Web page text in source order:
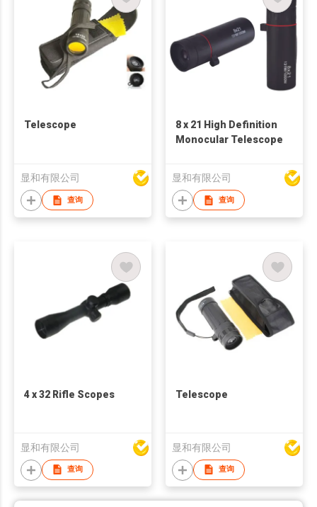
Telescope
显和有限公司
查询
8 x 21 High Definition
Monocular Telescope
显和有限公司
查询
4 x 32 Rifle Scopes
显和有限公司
查询
Telescope
显和有限公司
查询